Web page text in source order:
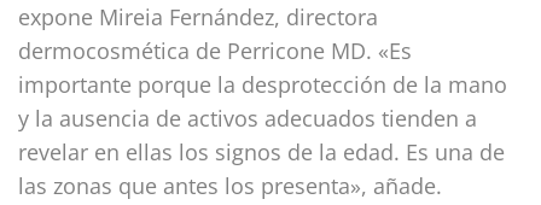
expone Mireia Fernández, directora
dermocosmética de Perricone MD. «Es
importante porque la desprotección de la mano
y la ausencia de activos adecuados tienden a
revelar en ellas los signos de la edad. Es una de
las zonas que antes los presenta», añade.